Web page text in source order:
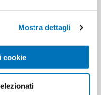
Mostra dettagli
cookie
ANCHE